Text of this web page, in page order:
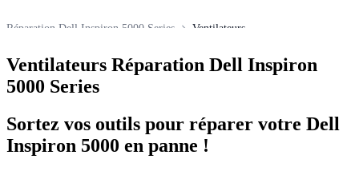
Ventilateurs
Réparation Dell Inspiron 5000 Series
Ordinateur portable
Ordinateur
Pièces détachées
Boutique
Ventilateurs Réparation Dell Inspiron
5000 Series
Sortez vos outils pour réparer votre Dell
Inspiron 5000 en panne !